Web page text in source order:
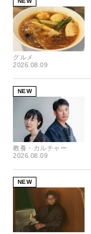
グルメ
2026.08.09
NEW
教養・カルチャー
2026.08.09
NEW